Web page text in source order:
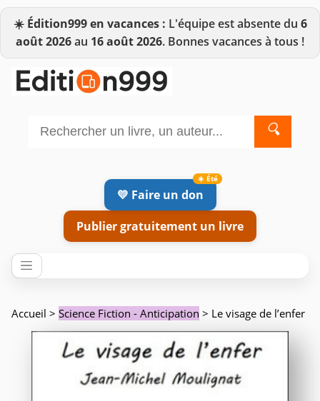
☀️ Édition999 en vacances : L'équipe est absente du 6
août 2026au 16 août 2026. Bonnes vacances à tous !
🔍
💛 Faire un don
Publier gratuitement un livre
Accueil > Science Fiction - Anticipation > Le visage de l’enfer